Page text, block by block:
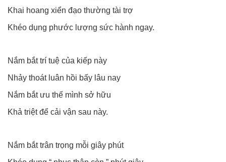
Khai hoang xiển đạo thường tài trợ
Khéo dụng phước lượng sức hành ngay.
Nắm bắt trí tuệ của kiếp này
Nhảy thoát luân hồi bấy lâu nay
Nắm bắt ưu thế mình sở hữu
Khả triệt để cải vận sau này.
Nắm bắt trân trọng mỗi giây phút